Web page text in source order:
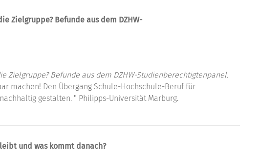
Zielgruppe? Befunde aus dem DZHW-
Zielgruppe? Befunde aus dem DZHW-Studienberechtigtenpanel.
machen! Den Übergang Schule-Hochschule-Beruf für
gestalten. " Philipps-Universität Marburg.
und was kommt danach?